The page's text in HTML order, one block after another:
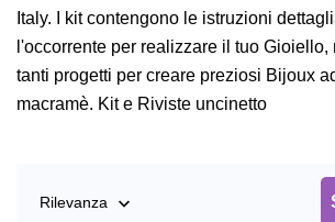
Italy. I kit contengono le istruzioni
l'occorrente per realizzare il tuo
tanti progetti per creare preziosi Bijoux
macramè. Kit e Riviste uncinetto
Rilevanza 